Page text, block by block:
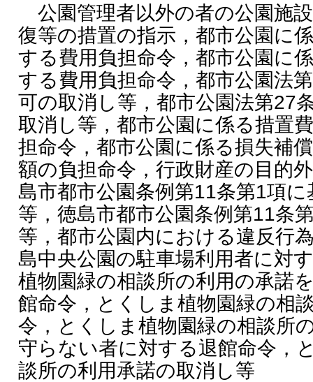
公園管理者以外の者の公園施
復等の措置の指示，都市公園に
する費用負担命令，都市公園に
する費用負担命令，都市公園法
可の取消し等，都市公園法第27
取消し等，都市公園に係る措置
担命令，都市公園に係る損失補
額の負担命令，行政財産の目的
島市都市公園条例第11条第1項
等，徳島市都市公園条例第11条
等，都市公園内における違反行
島中央公園の駐車場利用者に対
植物園緑の相談所の利用の承諾
館命令，とくしま植物園緑の相
令，とくしま植物園緑の相談所
守らない者に対する退館命令，
談所の利用承諾の取消し等